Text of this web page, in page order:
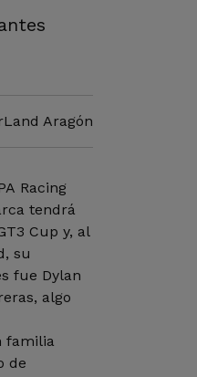
Aragón
Racing
tendrá
Cup y, al
su
fue Dylan
algo
familia
de